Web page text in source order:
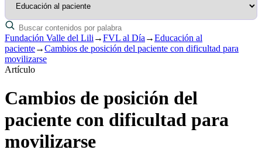
Fundación Valle del Lili →FVL al Día →Educación al
paciente→Cambios de posición del paciente con dificultad para
movilizarse
Artículo
Cambios de posición del
paciente con dificultad para
movilizarse